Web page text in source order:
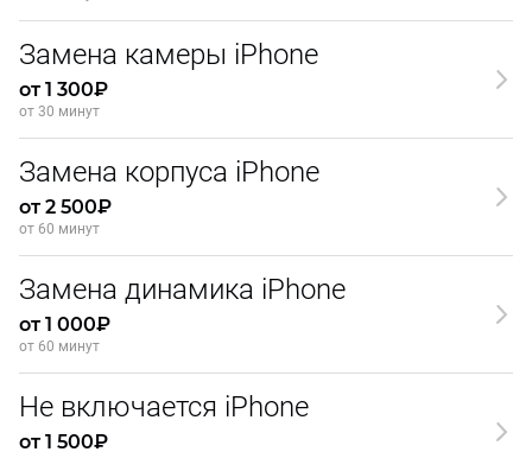
Замена камеры iPhone
от 1 300₽
от 30 минут
Замена корпуса iPhone
от 2 500₽
от 60 минут
Замена динамика iPhone
от 1 000₽
от 60 минут
Не включается iPhone
от 1 500₽